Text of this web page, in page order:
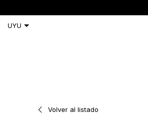
Volver al listado